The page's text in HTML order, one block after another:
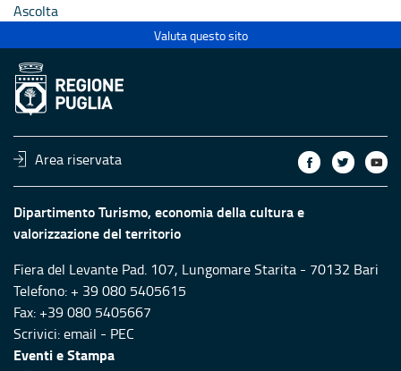
Ascolta
Valuta questo sito
Area riservata
Dipartimento Turismo, economia della cultura e
valorizzazione del territorio
Fiera del Levante Pad. 107, Lungomare Starita - 70132 Bari
Telefono: + 39 080 5405615
Fax: +39 080 5405667
Scrivici:email - PEC
Eventi e Stampa